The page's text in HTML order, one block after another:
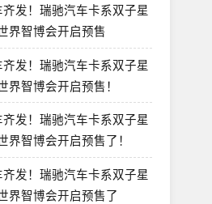
发！瑞驰汽车卡系双子星
界智博会开启预售
发！瑞驰汽车卡系双子星
界智博会开启预售！
发！瑞驰汽车卡系双子星
界智博会开启预售了！
发！瑞驰汽车卡系双子星
界智博会开启预售了